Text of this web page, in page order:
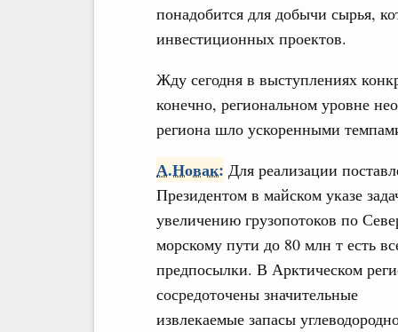
понадобится для добычи сырья,
инвестиционных проектов.
Жду сегодня в выступлениях
конечно, региональном уровне
региона шло ускоренными
А.Новак: Для реализации
Президентом в майском указе
увеличению грузопотоков по
морскому пути до 80 млн т есть
предпосылки. В Арктическом
сосредоточены значительные
извлекаемые запасы